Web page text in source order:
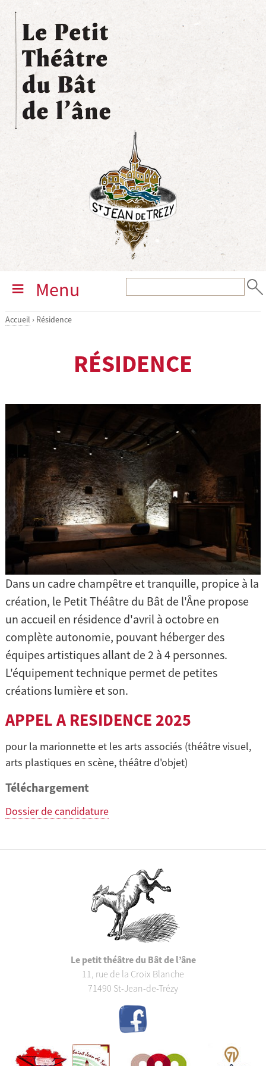
Menu
Accueil › Résidence
RÉSIDENCE
Dans un cadre champêtre et tranquille, propice à la
création, le Petit Théâtre du Bât de l'Âne propose
un accueil en résidence d'avril à octobre en
complète autonomie, pouvant héberger des
équipes artistiques allant de 2 à 4 personnes.
L'équipement technique permet de petites
créations lumière et son.
APPEL A RESIDENCE 2025
pour la marionnette et les arts associés (théâtre visuel,
arts plastiques en scène, théâtre d'objet)
Téléchargement
Dossier de candidature
Le petit théâtre du Bât de l’âne
11, rue de la Croix Blanche
71490 St-Jean-de-Trézy